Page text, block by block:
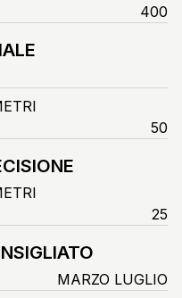
400
50
25
MARZO LUGLIO